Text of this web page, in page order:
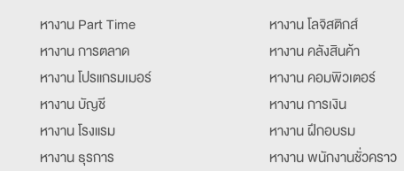
หางาน Part Time
หางาน การตลาด
หางาน โปรแกรมเมอร์
หางาน บัญชี
หางาน โรงแรม
หางาน ธุรการ
หางาน โลจิสติกส์
หางาน คลังสินค้า
หางาน คอมพิวเตอร์
หางาน การเงิน
หางาน ฝึกอบรม
หางาน พนักงานชั่วคราว